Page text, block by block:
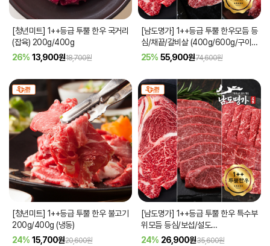
[청년미트] 1++등급 투뿔 한우 국거리
(잡육) 200g/400g
26% 13,900원18,700원
[남도명가] 1++등급 투뿔 한우모듬 등
심/채끝/갈비살 (400g/600g/구이
용)
25% 55,900원74,600원
[청년미트] 1++등급 투뿔 한우 불고기
200g/400g (냉동)
24% 15,700원20,600원
[남도명가] 1++등급 투뿔 한우 특수부
위모듬 등심/보섭/설도
(400g/500g/구이용)
24% 26,900원35,600원